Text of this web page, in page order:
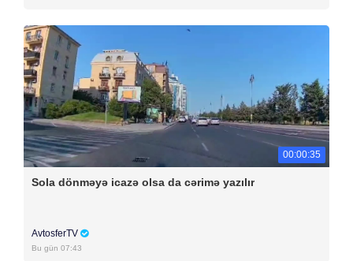
00:00:35
Sola dönməyə icazə olsa da cərimə yazılır
AvtosferTV
Bu gün 07:43